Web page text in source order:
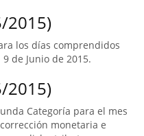
2015)
los días comprendidos
de Junio de 2015.
2015)
Categoría para el mes
monetaria e